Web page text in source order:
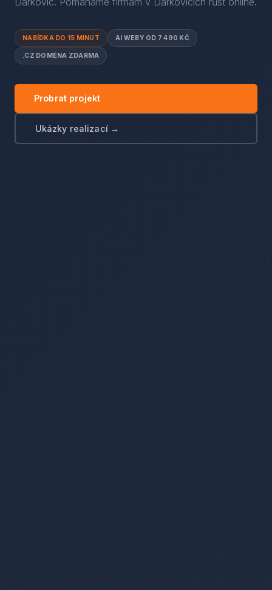
NABÍDKA DO 15 MINUT AI WEBY OD 7 490 KČ
.CZ DOMÉNA ZDARMA
Probrat projekt
Ukázky realizací →